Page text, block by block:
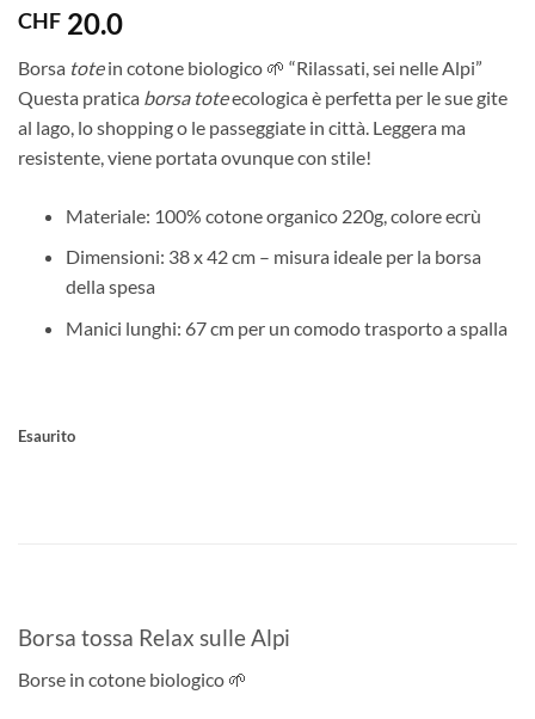
CHF 20.0
Borsa totein cotone biologico 🌱 “Rilassati, sei nelle Alpi”
Questa pratica borsa toteecologica è perfetta per le sue gite
al lago, lo shopping o le passeggiate in città. Leggera ma
resistente, viene portata ovunque con stile!
Materiale: 100% cotone organico 220g, colore ecrù
Dimensioni: 38 x 42 cm – misura ideale per la borsa
della spesa
Manici lunghi: 67 cm per un comodo trasporto a spalla
Esaurito
Borsa tossa Relax sulle Alpi
Borse in cotone biologico 🌱